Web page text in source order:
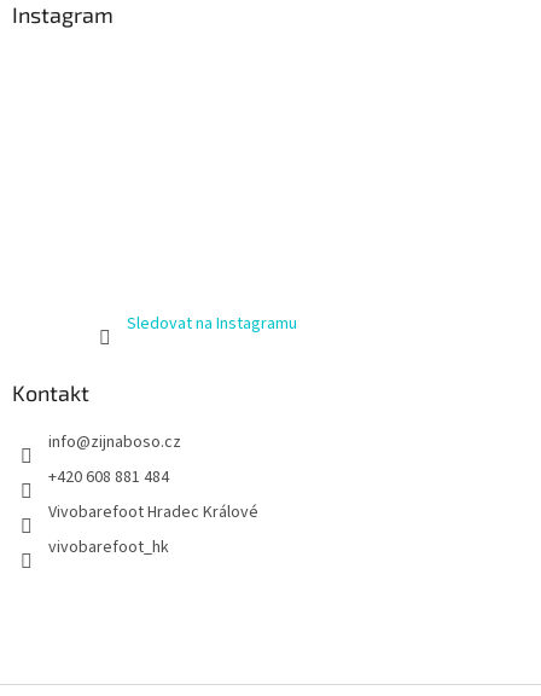
Instagram
Sledovat na Instagramu
Kontakt
info@zijnaboso.cz
+420 608 881 484
Vivobarefoot Hradec Králové
vivobarefoot_hk